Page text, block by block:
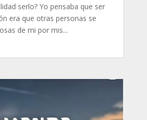
serlo? Yo pensaba que ser
era que otras personas se
de mi por mis...